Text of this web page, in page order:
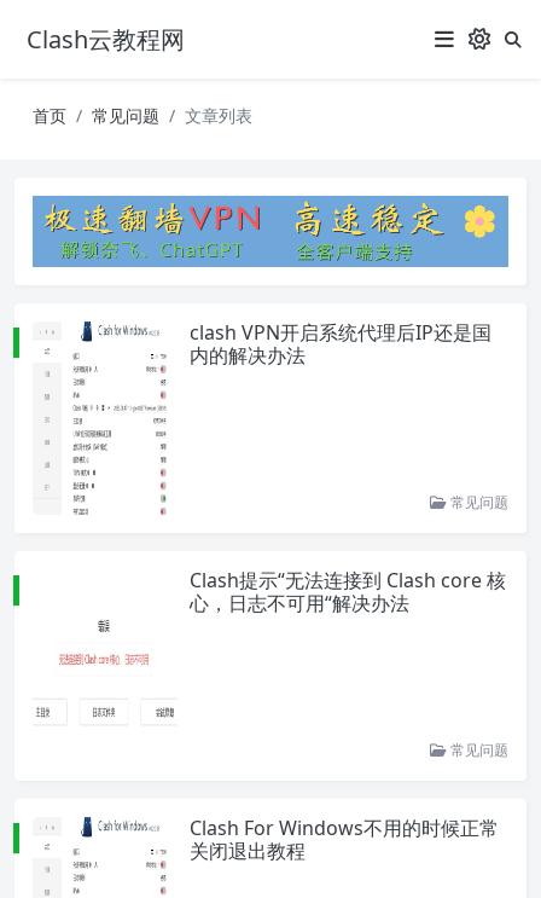
Clash云教程网
首页 常见问题 文章列表
clash VPN开启系统代理后IP还是国
内的解决办法
常见问题
Clash提示“无法连接到 Clash core 核
心，日志不可用“解决办法
常见问题
Clash For Windows不用的时候正常
关闭退出教程